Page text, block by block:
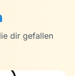
dir gefallen